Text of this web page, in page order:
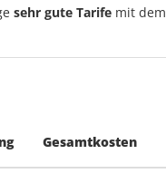
sehr gute Tarife mit dem
Gesamtkosten